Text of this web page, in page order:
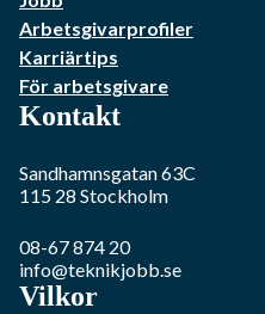
Arbetsgivarprofiler
Karriärtips
För arbetsgivare
Kontakt
Sandhamnsgatan 63C
115 28 Stockholm
08-67 874 20
info@teknikjobb.se
Vilkor